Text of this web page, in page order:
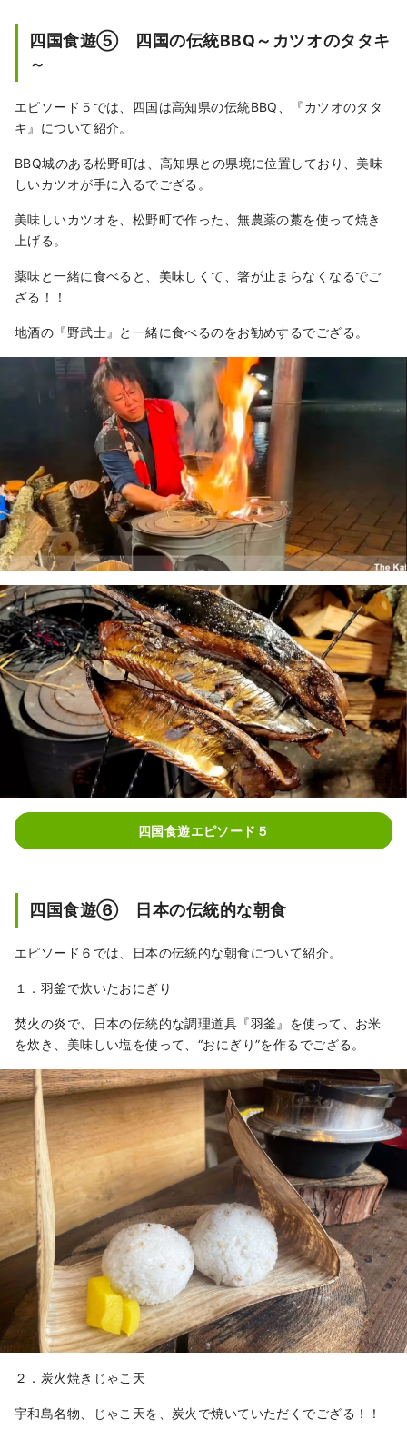
四国食遊⑤ 四国の伝統BBQ～カツオのタタキ
～
エピソード５では、四国は高知県の伝統BBQ、『カツオのタタ
キ』について紹介。
BBQ城のある松野町は、高知県との県境に位置しており、美味
しいカツオが手に入るでござる。
美味しいカツオを、松野町で作った、無農薬の藁を使って焼き
上げる。
薬味と一緒に食べると、美味しくて、箸が止まらなくなるでご
ざる！！
地酒の『野武士』と一緒に食べるのをお勧めするでござる。
四国食遊エピソード５
四国食遊⑥ 日本の伝統的な朝食
エピソード６では、日本の伝統的な朝食について紹介。
１．羽釜で炊いたおにぎり
焚火の炎で、日本の伝統的な調理道具『羽釜』を使って、お米
を炊き、美味しい塩を使って、“おにぎり”を作るでござる。
２．炭火焼きじゃこ天
宇和島名物、じゃこ天を、炭火で焼いていただくでござる！！